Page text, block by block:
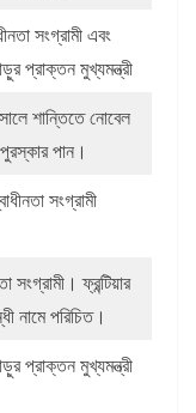
সংগ্রামী এবং
প্রাক্তন মুখ্যমন্ত্রী
শান্তিতে নোবেল
পুরস্কার পান।
সংগ্রামী
সংগ্রামী। ফ্রন্টিয়ার
নামে পরিচিত।
প্রাক্তন মুখ্যমন্ত্রী